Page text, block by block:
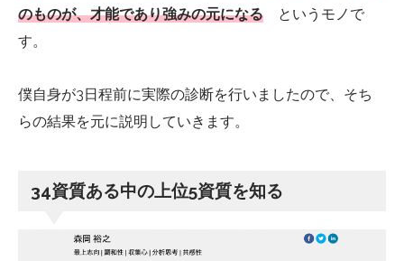
のものが、才能であり強みの元になる というモノで
す。
僕自身が3日程前に実際の診断を行いましたので、そち
らの結果を元に説明していきます。
34資質ある中の上位5資質を知る